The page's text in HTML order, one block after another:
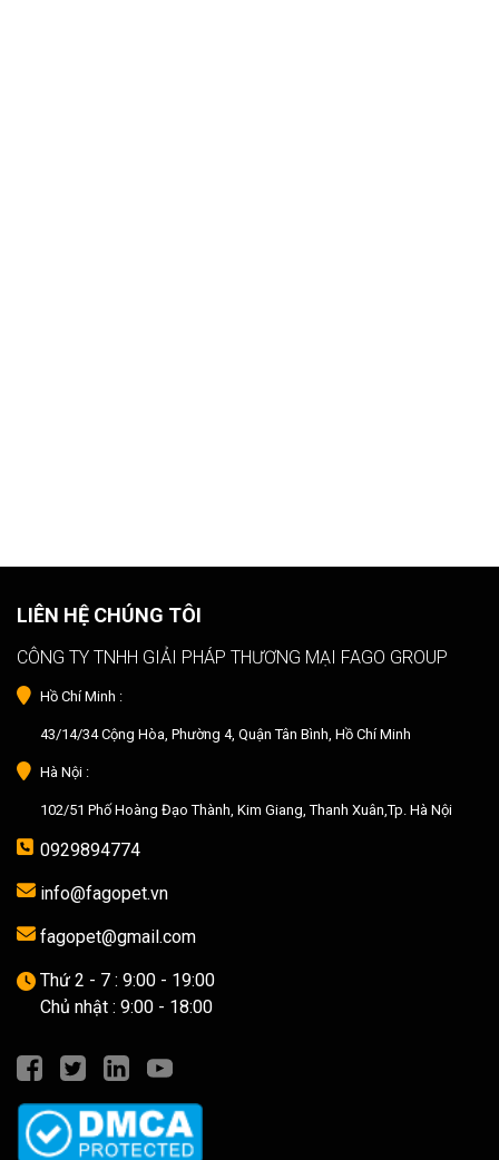
LIÊN HỆ CHÚNG TÔI
CÔNG TY TNHH GIẢI PHÁP THƯƠNG MẠI FAGO GROUP
Hồ Chí Minh :
43/14/34 Cộng Hòa, Phường 4, Quận Tân Bình, Hồ Chí Minh
Hà Nội :
102/51 Phố Hoàng Đạo Thành, Kim Giang, Thanh Xuân,Tp. Hà Nội
0929894774
info@fagopet.vn
fagopet@gmail.com
Thứ 2 - 7 : 9:00 - 19:00
Chủ nhật : 9:00 - 18:00